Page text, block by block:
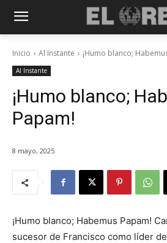
Inicio Al Instante ¡Humo blanco;
Al Instante
¡Humo blanco;
Papam!
8 mayo, 2025
¡Humo blanco; Habemus Papam!
sucesor de Francisco como líder